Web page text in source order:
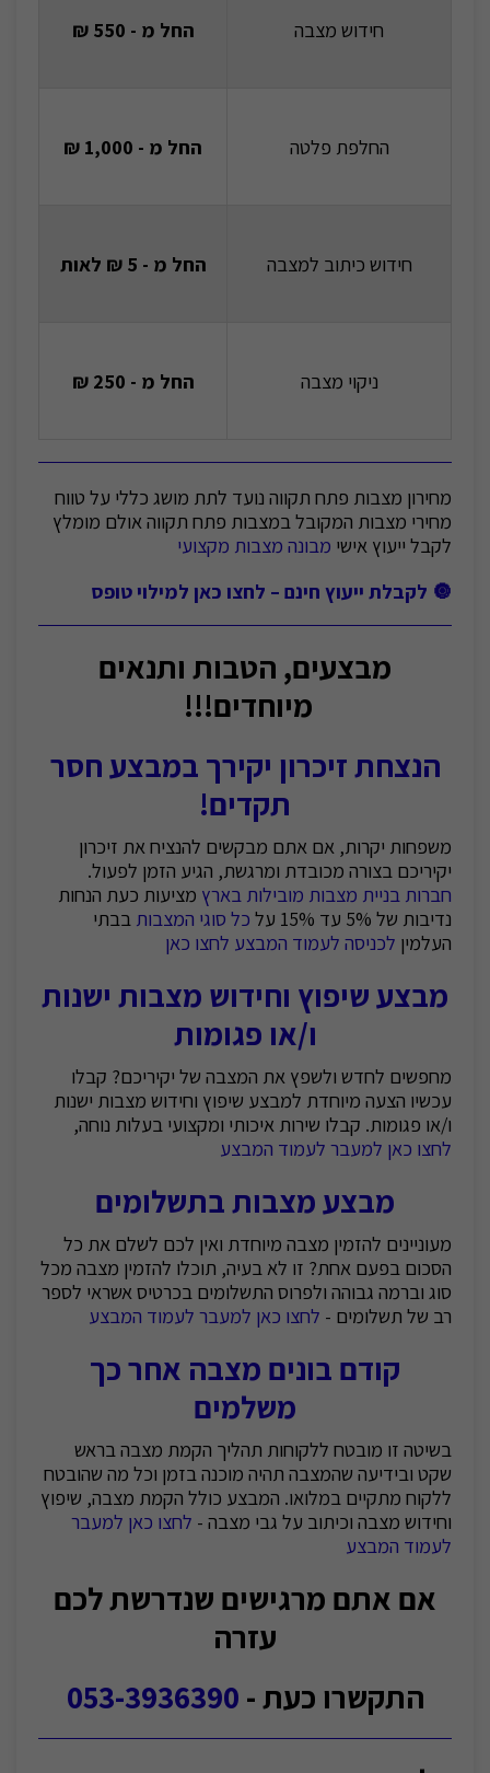
חידוש מצבה החל מ - 550 ₪
החלפת פלטה החל מ - 1,000 ₪
חידוש כיתוב למצבה החל מ - 5 ₪ לאות
ניקוי מצבה החל מ - 250 ₪
מחירון מצבות פתח תקווה נועד לתת מושג כללי על טווח
מחירי מצבות המקובל במצבות פתח תקווה אולם מומלץ
לקבל ייעוץ אישי מבונה מצבות מקצועי
🔘 לקבלת ייעוץ חינם – לחצו כאן למילוי טופס
מבצעים, הטבות ותנאים
מיוחדים!!!
הנצחת זיכרון יקירך במבצע חסר
תקדים!
משפחות יקרות, אם אתם מבקשים להנציח את זיכרון
יקיריכם בצורה מכובדת ומרגשת, הגיע הזמן לפעול.
חברות בניית מצבות מובילות בארץ מציעות כעת הנחות
נדיבות של 5% עד 15% על
כל סוגי המצבות בבתי
העלמין לכניסה לעמוד המבצע לחצו כאן
מבצע שיפוץ וחידוש מצבות ישנות
ו/או פגומות
מחפשים לחדש ולשפץ את המצבה של יקיריכם? קבלו
עכשיו הצעה מיוחדת למבצע שיפוץ וחידוש מצבות ישנות
ו/או פגומות. קבלו שירות איכותי ומקצועי בעלות נוחה,
לחצו כאן למעבר לעמוד המבצע
מבצע מצבות בתשלומים
מעוניינים להזמין מצבה מיוחדת ואין לכם לשלם את כל
הסכום בפעם אחת? זו לא בעיה, תוכלו להזמין מצבה מכל
סוג וברמה גבוהה ולפרוס התשלומים בכרטיס אשראי לספר
רב של תשלומים - לחצו כאן למעבר לעמוד המבצע
קודם בונים מצבה אחר כך
משלמים
בשיטה זו מובטח ללקוחות תהליך הקמת מצבה בראש
שקט ובידיעה שהמצבה תהיה מוכנה בזמן וכל מה שהובטח
ללקוח מתקיים במלואו. המבצע כולל הקמת מצבה, שיפוץ
וחידוש מצבה וכיתוב על גבי מצבה - לחצו כאן למעבר
לעמוד המבצע
אם אתם מרגישים שנדרשת לכם
עזרה
התקשרו כעת - 053-3936390